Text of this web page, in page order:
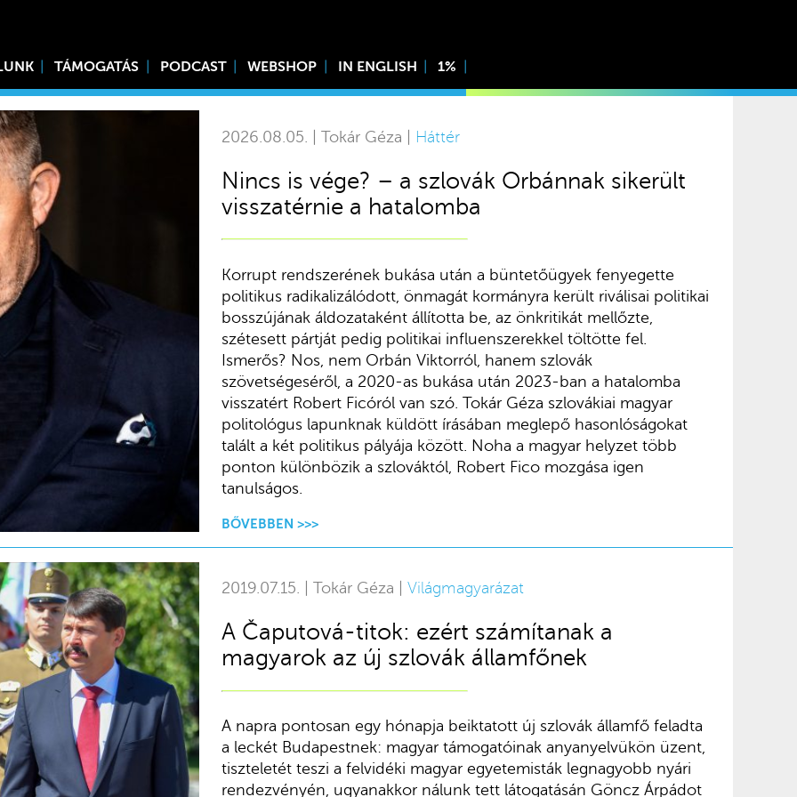
TÁMOGATÁS PODCAST WEBSHOP IN ENGLISH 1%
2026.08.05. | Tokár Géza | Háttér
Nincs is vége? – a szlovák Orbánnak sikerült
visszatérnie a hatalomba
Korrupt rendszerének bukása után a büntetőügyek fenyegette
politikus radikalizálódott, önmagát kormányra került riválisai politikai
bosszújának áldozataként állította be, az önkritikát mellőzte,
szétesett pártját pedig politikai influenszerekkel töltötte fel.
Ismerős? Nos, nem Orbán Viktorról, hanem szlovák
szövetségeséről, a 2020-as bukása után 2023-ban a hatalomba
visszatért Robert Ficóról van szó. Tokár Géza szlovákiai magyar
politológus lapunknak küldött írásában meglepő hasonlóságokat
talált a két politikus pályája között. Noha a magyar helyzet több
ponton különbözik a szlováktól, Robert Fico mozgása igen
tanulságos.
BŐVEBBEN >>>
2019.07.15. | Tokár Géza | Világmagyarázat
A Čaputová-titok: ezért számítanak a
magyarok az új szlovák államfőnek
A napra pontosan egy hónapja beiktatott új szlovák államfő feladta
a leckét Budapestnek: magyar támogatóinak anyanyelvükön üzent,
tiszteletét teszi a felvidéki magyar egyetemisták legnagyobb nyári
rendezvényén, ugyanakkor nálunk tett látogatásán Göncz Árpádot